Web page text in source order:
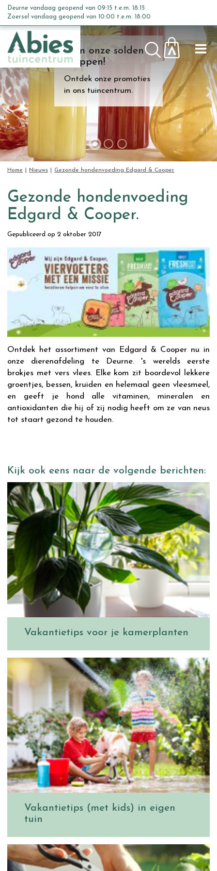
n
c
o
n
t
e
n
t
Kom onze solden
shoppen!
Ontdek onze promoties
in ons tuincentrum.
Home Nieuws Gezonde hondenvoeding Edgard & Cooper.
Deurne vandaag geopend van 09:15 t.e.m. 18:15
Zoersel vandaag geopend van 10:00 t.e.m. 18:00
Gezonde hondenvoeding
Edgard & Cooper.
Gepubliceerd op 2 oktober 2017
Ontdek het assortiment van Edgard & Cooper nu in
onze dierenafdeling te Deurne. 's werelds eerste
brokjes met vers vlees. Elke kom zit boordevol lekkere
groentjes, bessen, kruiden en helemaal geen vleesmeel,
en geeft je hond alle vitaminen, mineralen en
antioxidanten die hij of zij nodig heeft om ze van neus
tot staart gezond te houden.
Kijk ook eens naar de volgende berichten:
Vakantietips voor je kamerplanten
Vakantietips (met kids) in eigen
tuin